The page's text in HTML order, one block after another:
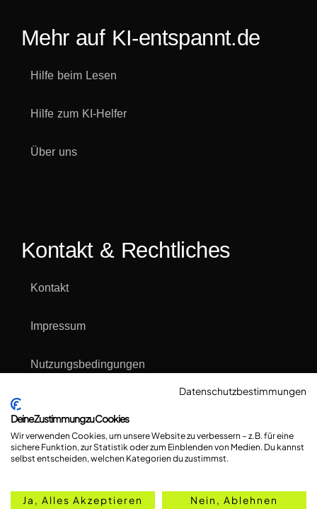
Mehr auf KI-entspannt.de
Hilfe beim Lesen
Hilfe zum KI-Helfer
Über uns
Kontakt & Rechtliches
Kontakt
Impressum
Nutzungsbedingungen
Cookie Einstellungen & Übersicht
Datenschutzbestimmungen
Deine Zustimmung zu Cookies
Wir verwenden Cookies, um unsere Website zu verbessern – z. B. für eine
sichere Funktion, zur Statistik oder zum Einblenden von Medien. Du kannst
selbst entscheiden, welchen Kategorien du zustimmst.
Ja, Alles Akzeptieren Nein, Ablehnen